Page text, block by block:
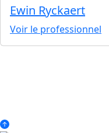
Ewin Ryckaert
Voir le professionnel